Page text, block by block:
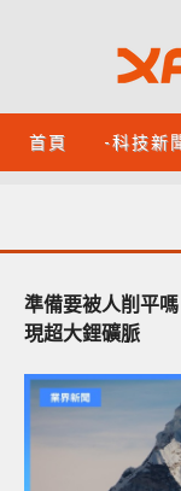
首頁 -科技新
準備要被人削平
現超大鋰礦脈